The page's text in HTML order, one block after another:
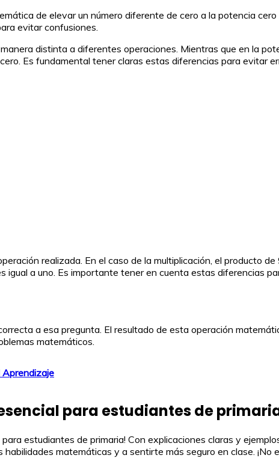
de elevar un número diferente de cero a la potencia
evitar confusiones.
distinta a diferentes operaciones. Mientras que en la
Es fundamental tener claras estas diferencias para evitar
realizada. En el caso de la multiplicación, el producto
igual a uno. Es importante tener en cuenta estas diferencias
a esa pregunta. El resultado de esta operación
matemáticos.
Aprendizaje
para estudiantes de
estudiantes de primaria! Con explicaciones claras y
matemáticas y a sentirte más seguro en clase.